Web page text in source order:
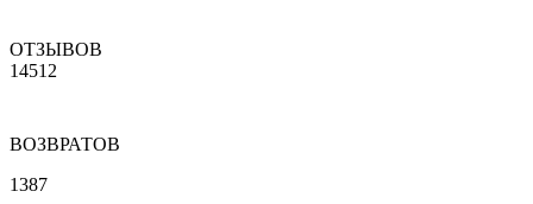
ОТЗЫВОВ
14512
ВОЗВРАТОВ
1387